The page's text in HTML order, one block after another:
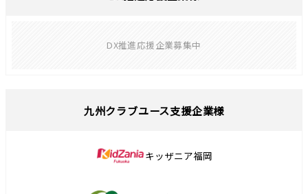
DX推進応援企業募集中
九州クラブユース支援企業様
キッザニア福岡